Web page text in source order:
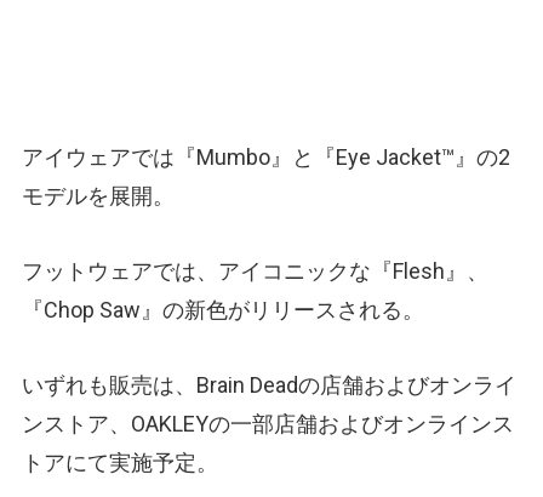
アイウェアでは『Mumbo』と『Eye Jacket™』の2
モデルを展開。
フットウェアでは、アイコニックな『Flesh』、
『Chop Saw』の新色がリリースされる。
いずれも販売は、Brain Deadの店舗およびオンライ
ンストア、OAKLEYの一部店舗およびオンラインス
トアにて実施予定。